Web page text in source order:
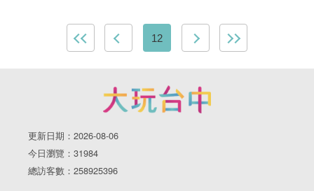
12
更新日期：2026-08-06
今日瀏覽：31984
總訪客數：258925396